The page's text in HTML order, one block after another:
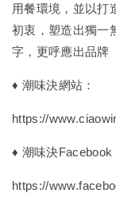
用餐環境，並以打
初衷，塑造出獨一
字，更呼應出品牌
♦ 潮味決網站：
https://
♦ 潮味決Facebook
https://